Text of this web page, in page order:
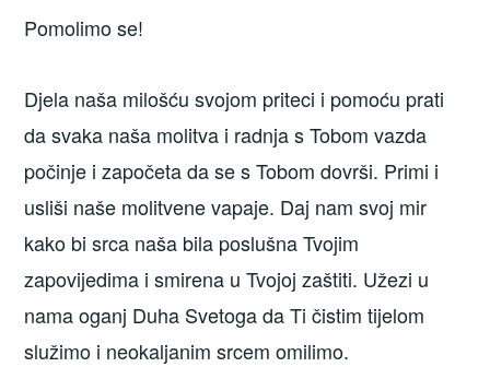
Pomolimo se!
Djela naša milošću svojom priteci i pomoću prati
da svaka naša molitva i radnja s Tobom vazda
počinje i započeta da se s Tobom dovrši. Primi i
usliši naše molitvene vapaje. Daj nam svoj mir
kako bi srca naša bila poslušna Tvojim
zapovijedima i smirena u Tvojoj zaštiti. Užezi u
nama oganj Duha Svetoga da Ti čistim tijelom
služimo i neokaljanim srcem omilimo.